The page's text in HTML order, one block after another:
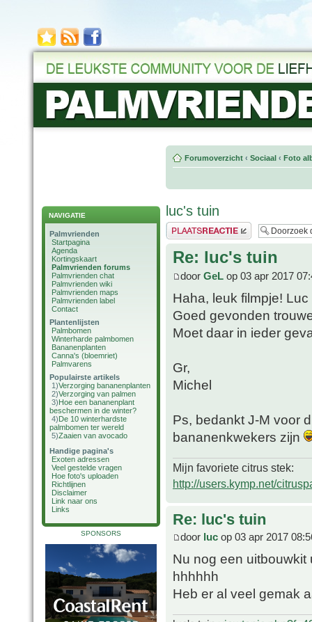
NAVIGATIE
Palmvrienden
Startpagina
Agenda
Kortingskaart
Palmvrienden forums
Palmvrienden chat
Palmvrienden wiki
Palmvrienden maps
Palmvrienden label
Contact
Plantenlijsten
Palmbomen
Winterharde palmbomen
Bananenplanten
Canna's (bloemriet)
Palmvarens
Populairste artikels
1)Verzorging bananenplanten
2)Verzorging van palmen
3)Hoe een bananenplant
beschermen in de winter?
4)De 10 winterhardste
palmbomen ter wereld
5)Zaaien van avocado
Handige pagina's
Exoten adressen
Veel gestelde vragen
Hoe foto's uploaden
Richtlijnen
Disclaimer
Link naar ons
Links
SPONSORS
Forumoverzicht ‹ Sociaal ‹ Foto
luc's tuin
Plaats een reactie
Re: luc's tuin
door GeL op 03 apr 2017
Haha, leuk filmpje!
Goed gevonden
Moet daar in ieder
Gr,
Michel
Ps, bedankt J-M voor
bananenkwekers zijn
Mijn favoriete citrus stek:
http://users.kymp.net/
Re: luc's tuin
door luc op 03 apr 2017
Nu nog een
hhhhhh
Heb er al veel gemak